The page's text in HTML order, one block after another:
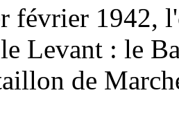
février 1942,
Levant : le
de